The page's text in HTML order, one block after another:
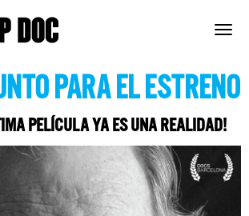
PARA EL ESTRENO
PELÍCULA YA ES UNA REALIDAD!